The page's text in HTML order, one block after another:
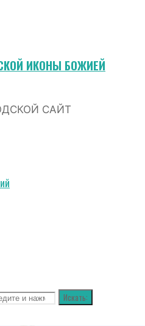
ИКОНЫ БОЖИЕЙ
САЙТ
Искать: